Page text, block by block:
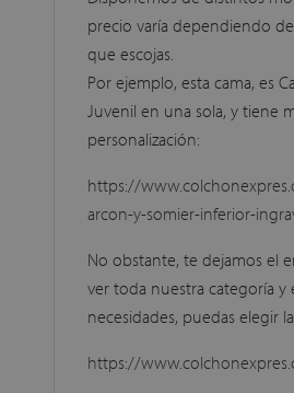
precio varía dependiendo
que escojas.
Por ejemplo, esta cama, es
Juvenil en una sola, y tiene
personalización:
https://
arcon-y-somier-inferior-
No obstante, te dejamos el
ver toda nuestra categoría y
necesidades, puedas elegir
https://